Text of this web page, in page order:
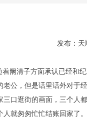
发布：天
阚清子方面承认已经和
公，但是话里话外对于
口逛街的画面，三个人
就匆匆忙忙结账回家了。